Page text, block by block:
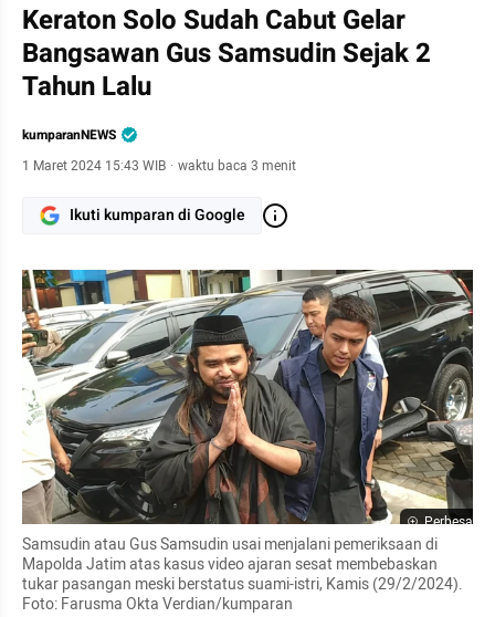
Keraton Solo Sudah Cabut Gelar
Bangsawan Gus Samsudin Sejak 2
Tahun Lalu
kumparanNEWS
1 Maret 2024 15:43 WIB · waktu baca 3 menit
Ikuti kumparan di Google
Perbesar
Samsudin atau Gus Samsudin usai menjalani pemeriksaan di
Mapolda Jatim atas kasus video ajaran sesat membebaskan
tukar pasangan meski berstatus suami-istri, Kamis (29/2/2024).
Foto: Farusma Okta Verdian/kumparan